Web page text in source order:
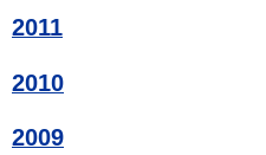
2011
2010
2009